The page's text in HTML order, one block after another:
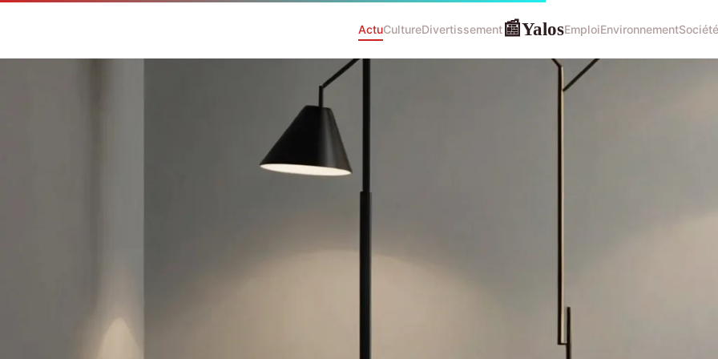
ActuCultureDivertissement📰YalosEmploiEnvironnementSociété